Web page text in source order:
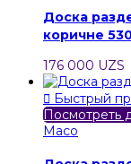
Доска
коричне
176 000 UZS
 Быстрый
Посмотреть
Maco